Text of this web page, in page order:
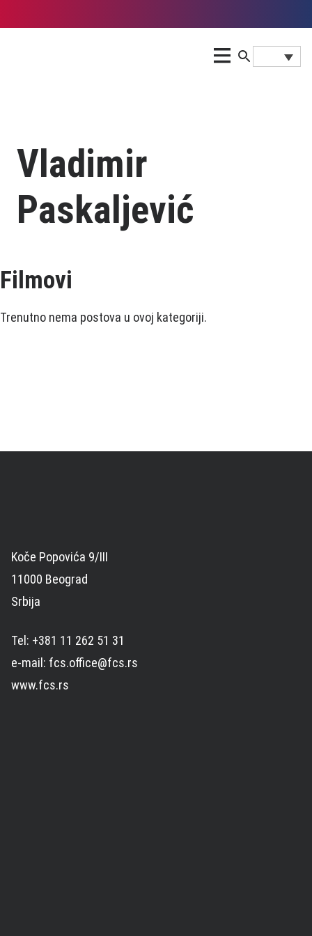
Vladimir
Paskaljević
Filmovi
Trenutno nema postova u ovoj kategoriji.
Koče Popovića 9/III
11000 Beograd
Srbija
Tel: +381 11 262 51 31
e-mail: fcs.office@fcs.rs
www.fcs.rs